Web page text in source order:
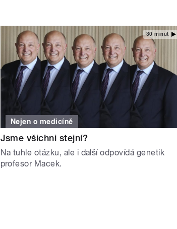
30 minut
Nejen o medicíně
Jsme všichni stejní?
Na tuhle otázku, ale i další odpovídá genetik
profesor Macek.